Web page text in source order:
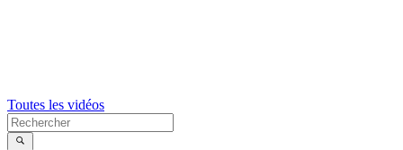
Toutes les vidéos